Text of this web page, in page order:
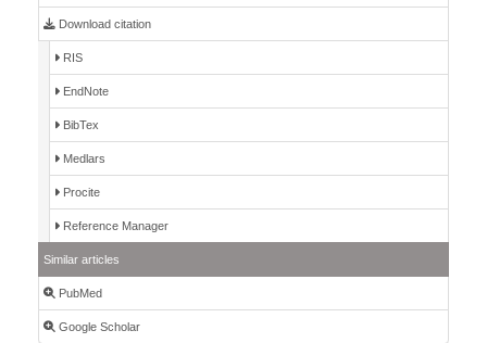
Download citation
RIS
EndNote
BibTex
Medlars
Procite
Reference Manager
Similar articles
PubMed
Google Scholar